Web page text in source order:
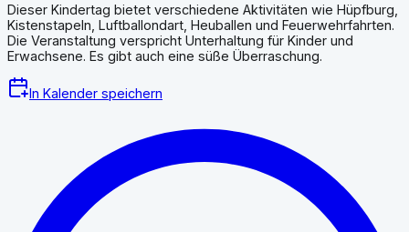
Dieser Kindertag bietet verschiedene Aktivitäten wie Hüpfburg,
Kistenstapeln, Luftballondart, Heuballen und Feuerwehrfahrten.
Die Veranstaltung verspricht Unterhaltung für Kinder und
Erwachsene. Es gibt auch eine süße Überraschung.
In Kalender speichern